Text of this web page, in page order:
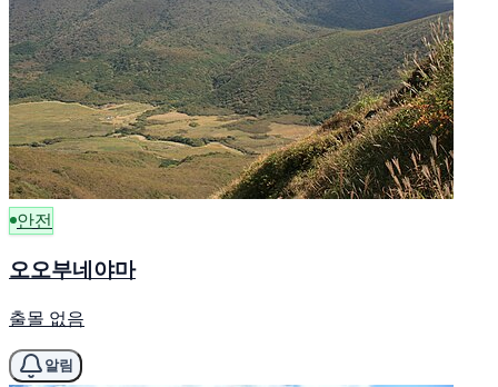
안전
오오부네야마
출몰 없음
알림